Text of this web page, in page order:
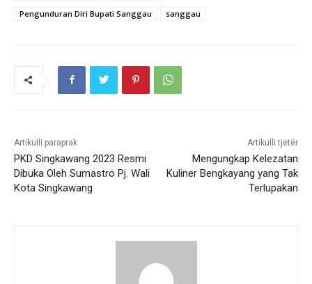
Pengunduran Diri Bupati Sanggau sanggau
Artikulli paraprak
PKD Singkawang 2023 Resmi
Dibuka Oleh Sumastro Pj. Wali
Kota Singkawang
Artikulli tjetër
Mengungkap Kelezatan
Kuliner Bengkayang yang Tak
Terlupakan